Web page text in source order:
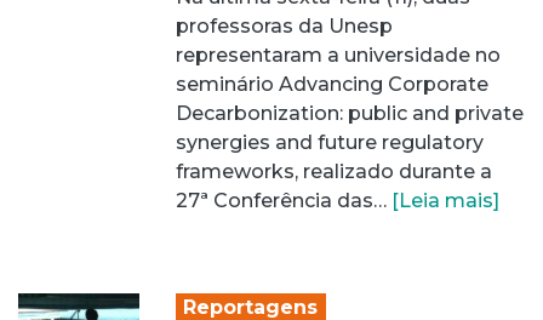
professoras da Unesp
representaram a universidade no
seminário Advancing Corporate
Decarbonization: public and private
synergies and future regulatory
frameworks, realizado durante a
27ª Conferência das… [Leia mais]
Reportagens